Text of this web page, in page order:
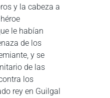
y la cabeza a
le habían
de los
y se
de las
los
rey en Guilgal